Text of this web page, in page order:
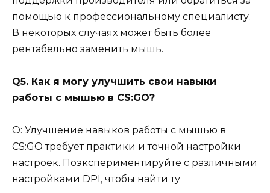
помощью к профессиональному специалисту.
В некоторых случаях может быть более
рентабельно заменить мышь.
Q5. Как я могу улучшить свои навыки
работы с мышью в CS:GO?
О: Улучшение навыков работы с мышью в
CS:GO требует практики и точной настройки
настроек. Поэкспериментируйте с различными
настройками DPI, чтобы найти ту